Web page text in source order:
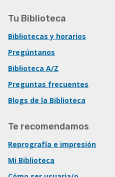
Tu Biblioteca
Bibliotecas y horarios
Pregúntanos
Biblioteca A/Z
Preguntas frecuentes
Blogs de la Biblioteca
Te recomendamos
Reprografía e impresión
Mi Biblioteca